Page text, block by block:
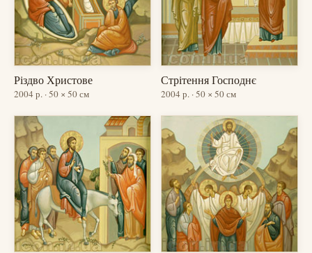
Різдво Христове
2004 р. · 50 × 50 см
Стрітення Господнє
2004 р. · 50 × 50 см